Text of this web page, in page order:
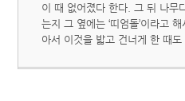
이 때 없어졌다 한다. 그 뒤 나무
는지 그 옆에는 ‘띠엄돌’이라고
아서 이것을 밟고 건너게 한 때도